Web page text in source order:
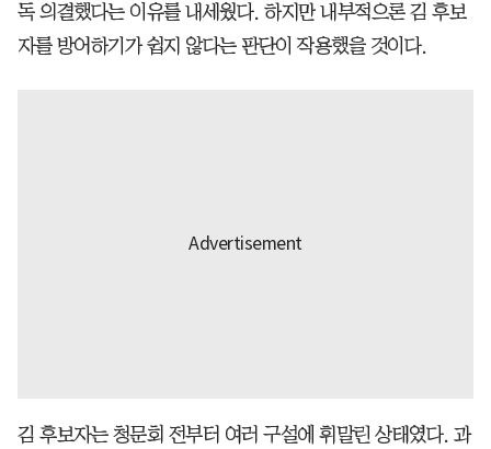
독 의결했다는 이유를 내세웠다. 하지만 내부적으론 김 후보
자를 방어하기가 쉽지 않다는 판단이 작용했을 것이다.
김 후보자는 청문회 전부터 여러 구설에 휘말린 상태였다. 과